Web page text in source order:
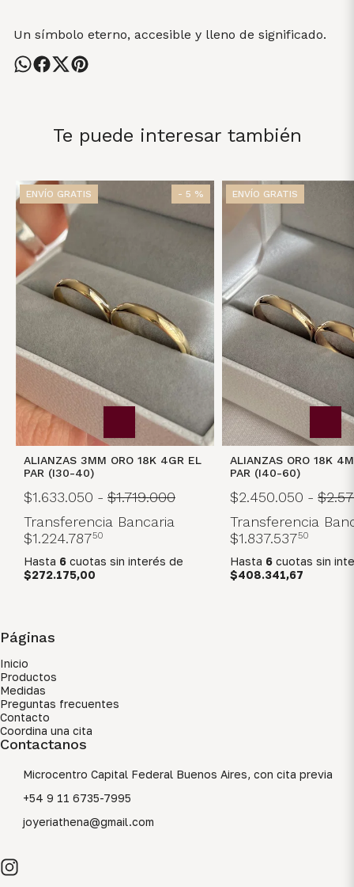
Un símbolo eterno, accesible y lleno de significado.
Te puede interesar también
ENVÍO GRATIS - 5 %
ALIANZAS 3MM ORO 18K 4GR EL
PAR (I30-40)
$1.633.050 - $1.719.000
Transferencia Bancaria
$1.224.78750
Hasta 6 cuotas sin interés de
$272.175,00
ENVÍO GRATIS
ALIANZAS ORO 18K
PAR (I40-60)
$2.450.050 -
Transferencia
$1.837.53750
Hasta 6 cuotas sin
$408.341,67
Páginas
Inicio
Productos
Medidas
Preguntas frecuentes
Contacto
Coordina una cita
Contactanos
Microcentro Capital Federal Buenos Aires, con cita previa
+54 9 11 6735-7995
joyeriathena@gmail.com